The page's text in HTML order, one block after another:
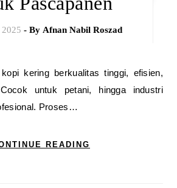
- By Afnan Nabil Roszad
untuk petani, hingga industri
Proses…
READING